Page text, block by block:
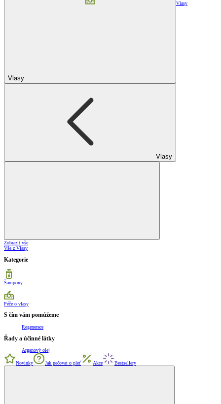
Vlasy
Vlasy
Vlasy
Zobrazit vše
Vše z Vlasy
Kategorie
Šampony
Péče o vlasy
S čím vám pomůžeme
Regenerace
Řady a účinné látky
Arganový olej
Novinky Jak pečovat o pleť Akce Bestsellery